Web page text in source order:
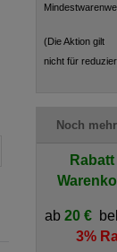
(Die Aktion gilt
nicht für
Noch
ab20 €
3%